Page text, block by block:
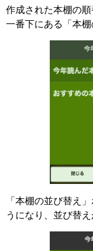
作成された本棚の
一番下にある「本棚
「本棚の並び替え
うになり、並び替